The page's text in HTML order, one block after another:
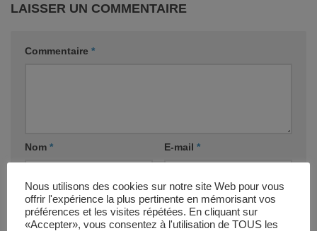
LAISSER UN COMMENTAIRE
Commentaire *
Nom * E-mail *
Site web
Nous utilisons des cookies sur notre site Web pour vous
offrir l'expérience la plus pertinente en mémorisant vos
préférences et les visites répétées. En cliquant sur
«Accepter», vous consentez à l'utilisation de TOUS les